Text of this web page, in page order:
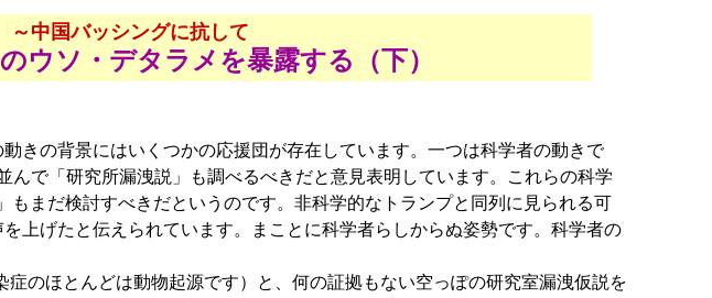
中国バッシングに抗して
ウソ・デタラメを暴露する（下）
きの背景にはいくつかの応援団が存在しています。一つは科学者の動きで
で「研究所漏洩説」も調べるべきだと意見表明しています。これらの科学
まだ検討すべきだというのです。非科学的なトランプと同列に見られる可
上げたと伝えられています。まことに科学者らしからぬ姿勢です。科学者の
のほとんどは動物起源です）と、何の証拠もない空っぽの研究室漏洩仮説を